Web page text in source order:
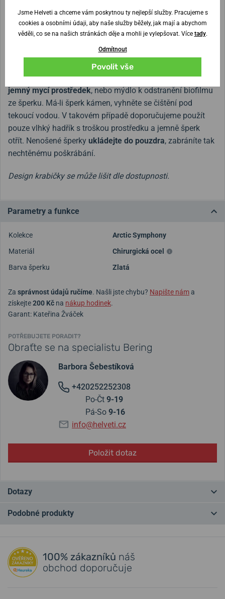
kolekcí hodinek BERING a optimálně tak završuje celkový
koncept značky BERING.
Jak o šperky Bering pečovat?
K čištění šperků z chirurgické ocelistačí čistá voda a
jemný mycí prostředek, nebo mýdlo k odstranění biofilmu
ze šperku. Má-li šperk kámen, vyhněte se čištění pod
tekoucí vodou. V takovém případě doporučujeme použít
pouze vlhký hadřík s troškou prostředku a jemně šperk
otřít. Nenošené šperky ukládejte do pouzdra, zabráníte tak
nechtěnému poškrábání.
Design krabičky se může lišit dle dostupnosti.
Parametry a funkce
Kolekce
Arctic Symphony
Materiál
Chirurgická ocel
Barva šperku
Zlatá
Za správnost údajů ručíme. Našli jste chybu? Napište náma
získejte200 Kč na nákup hodinek.
Garant: Kateřina Žváček
POTŘEBUJETE PORADIT?
Obraťte se na specialistu Bering
Barbora Šebestíková
+420252252308
Po-Čt 9-19
Pá-So 9-16
info@helveti.cz
Položit dotaz
Dotazy
Přidat dotaz
Podobné produkty
100% zákazníků náš
obchod doporučuje
Jsme Helveti a chceme vám poskytnou ty nejlepší služby. Pracujeme s
cookies a osobními údaji, aby naše služby běžely, jak mají a abychom
věděli, co se na našich stránkách děje a mohli je vylepšovat. Více tady.
Odmítnout
Povolit vše